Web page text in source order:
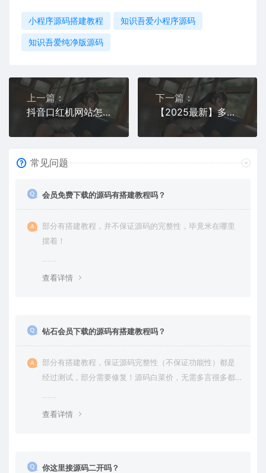
小程序源码搭建教程 知识吾爱小程序源码
知识吾爱纯净版源码
上一篇：
抖音口红机网站怎么搭建？全套源码+保姆级教程一键部署
下一篇：
【2025最新】多群同步变现系统V3.8.5｜零基础搭建+完整源码｜1288元付费进群系统
常见问题
会员免费下载的源码有搭建教程吗？
部分有搭建教程，并不保证源码的完整性，毕竟米在哪里
摆着！
查看详情
钻石会员下载的源码有搭建教程吗？
部分有搭建教程，保证源码完整性（不保证功能性）都是
经过测试，部分需要修复！源码白菜价，无需多言很多都
查看详情
你这里接源码二开吗？